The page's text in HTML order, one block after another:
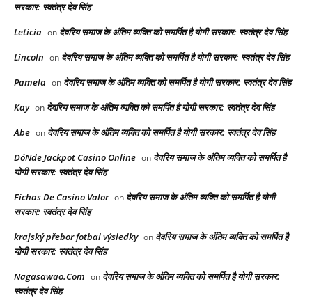
सरकार: स्वतंत्र देव सिंह
Leticia on देवरिय समाज के अंतिम व्यक्ति को समर्पित है योगी सरकार: स्वतंत्र देव सिंह
Lincoln on देवरिय समाज के अंतिम व्यक्ति को समर्पित है योगी सरकार: स्वतंत्र देव सिंह
Pamela on देवरिय समाज के अंतिम व्यक्ति को समर्पित है योगी सरकार: स्वतंत्र देव सिंह
Kay on देवरिय समाज के अंतिम व्यक्ति को समर्पित है योगी सरकार: स्वतंत्र देव सिंह
Abe on देवरिय समाज के अंतिम व्यक्ति को समर्पित है योगी सरकार: स्वतंत्र देव सिंह
DóNde Jackpot Casino Online on देवरिय समाज के अंतिम व्यक्ति को समर्पित है
योगी सरकार: स्वतंत्र देव सिंह
Fichas De Casino Valor on देवरिय समाज के अंतिम व्यक्ति को समर्पित है योगी
सरकार: स्वतंत्र देव सिंह
krajský přebor fotbal výsledky on देवरिय समाज के अंतिम व्यक्ति को समर्पित है
योगी सरकार: स्वतंत्र देव सिंह
Nagasawao.Com on देवरिय समाज के अंतिम व्यक्ति को समर्पित है योगी सरकार:
स्वतंत्र देव सिंह